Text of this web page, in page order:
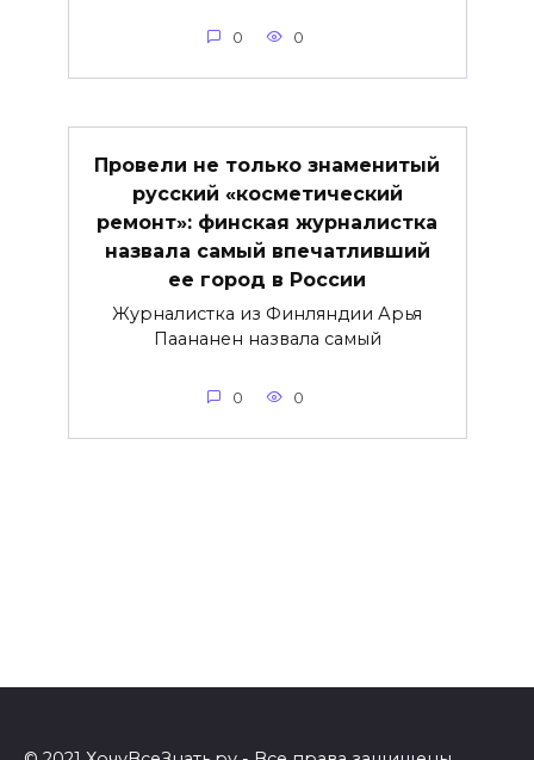
0 0
Провели не только знаменитый
русский «косметический
ремонт»: финская журналистка
назвала самый впечатливший
ее город в России
Журналистка из Финляндии Арья
Паананен назвала самый
0 0